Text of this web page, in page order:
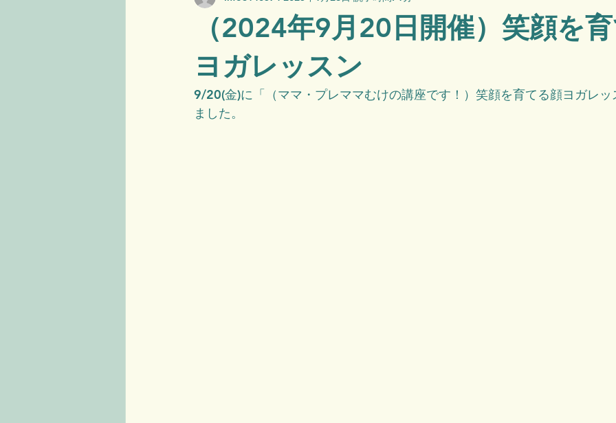
（2024年9月20日開催）笑顔を
ヨガレッスン
9/20(金)に「（ママ・プレママむけの講座です！）笑顔を育てる顔ヨガレ
ました。